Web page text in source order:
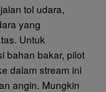
tol udara,
yang
Untuk
bahan bakar, pilot
dalam stream ini
angin. Mungkin